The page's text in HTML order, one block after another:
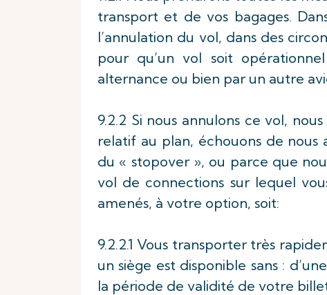
transport et de vos bagages.
l’annulation du vol, dans des
pour qu’un vol soit
alternance ou bien par un autre
9.2.2 Si nous annulons ce vol,
relatif au plan, échouons de
du « stopover », ou parce que
vol de connections sur lequel
amenés, à votre option, soit:
9.2.2.1 Vous transporter très
un siège est disponible sans :
la période de validité de votre